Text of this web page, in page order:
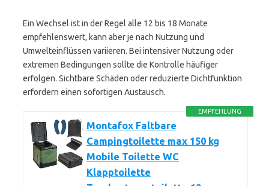
Ein Wechsel ist in der Regel alle 12 bis 18 Monate
empfehlenswert, kann aber je nach Nutzung und
Umwelteinflüssen variieren. Bei intensiver Nutzung oder
extremen Bedingungen sollte die Kontrolle häufiger
erfolgen. Sichtbare Schäden oder reduzierte Dichtfunktion
erfordern einen sofortigen Austausch.
EMPFEHLUNG
Montafox Faltbare
Campingtoilette max 150 kg
Mobile Toilette WC
Klapptoilette